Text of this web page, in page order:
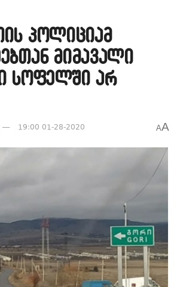
პოლიციამ
მიმავალი
სოფელში არ
19:00 01-28-2020 AA